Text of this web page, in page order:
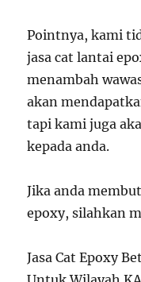
Pointnya, kami
jasa cat lantai
menambah
akan
tapi kami juga
kepada anda.
Jika anda
epoxy, silahkan
Jasa Cat Epoxy